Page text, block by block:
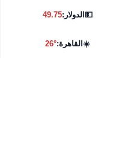
💵الدولار:49.75
☀️القاهرة:26°